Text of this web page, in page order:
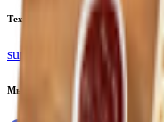
Тех. поддержка
support@yoda.by
Мы в соцсетях